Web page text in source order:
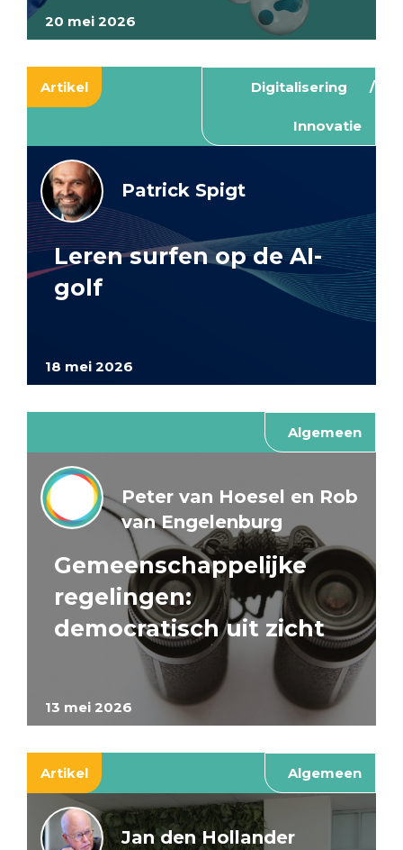
20 mei 2026
Artikel Digitalisering
Innovatie
18 mei 2026
Patrick Spigt
Leren surfen op de AI-
golf
Algemeen
13 mei 2026
Peter van Hoesel en Rob
van Engelenburg
Gemeenschappelijke
regelingen:
democratisch uit zicht
Artikel Algemeen
Jan den Hollander